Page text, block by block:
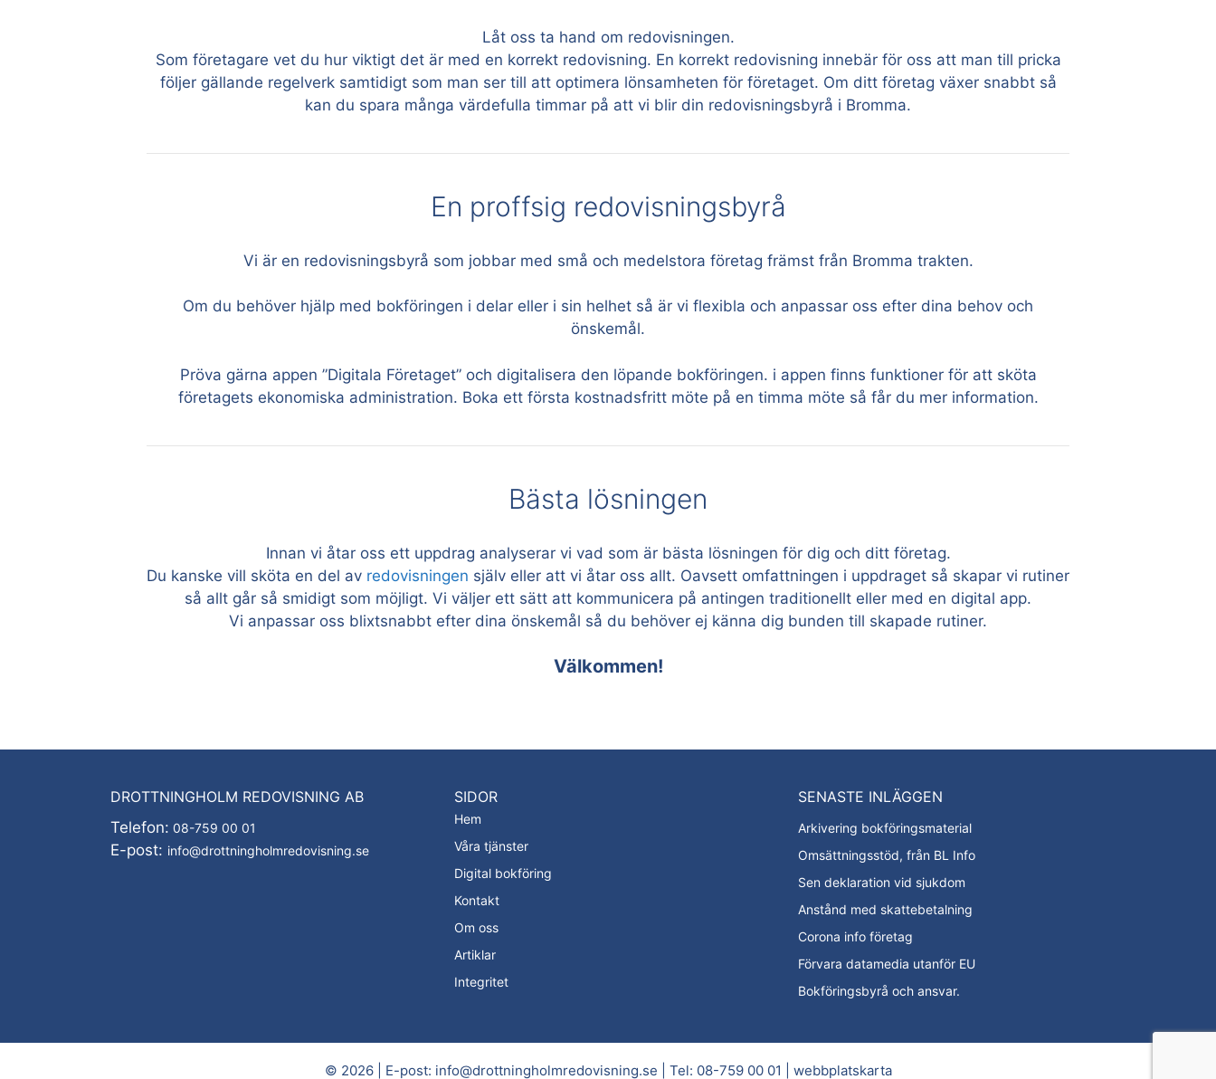
Låt oss ta hand om redovisningen.
Som företagare vet du hur viktigt det är med en korrekt redovisning. En korrekt redovisning innebär för oss att man till pricka
följer gällande regelverk samtidigt som man ser till att optimera lönsamheten för företaget. Om ditt företag växer snabbt så
kan du spara många värdefulla timmar på att vi blir din redovisningsbyrå i Bromma.
En proffsig redovisningsbyrå
Vi är en redovisningsbyrå som jobbar med små och medelstora företag främst från Bromma trakten.
Om du behöver hjälp med bokföringen i delar eller i sin helhet så är vi flexibla och anpassar oss efter dina behov och
önskemål.
Pröva gärna appen ”Digitala Företaget” och digitalisera den löpande bokföringen. i appen finns funktioner för att sköta
företagets ekonomiska administration. Boka ett första kostnadsfritt möte på en timma möte så får du mer information.
Bästa lösningen
Innan vi åtar oss ett uppdrag analyserar vi vad som är bästa lösningen för dig och ditt företag.
Du kanske vill sköta en del av redovisningen själv eller att vi åtar oss allt. Oavsett omfattningen i uppdraget så skapar vi rutiner
så allt går så smidigt som möjligt. Vi väljer ett sätt att kommunicera på antingen traditionellt eller med en digital app.
Vi anpassar oss blixtsnabbt efter dina önskemål så du behöver ej känna dig bunden till skapade rutiner.
Välkommen!
DROTTNINGHOLM REDOVISNING AB
Telefon: 08-759 00 01
E-post: info@drottningholmredovisning.se
SIDOR
Hem
Våra tjänster
Digital bokföring
Kontakt
Om oss
Artiklar
Integritet
SENASTE INLÄGGEN
Arkivering bokföringsmaterial
Omsättningsstöd, från BL Info
Sen deklaration vid sjukdom
Anstånd med skattebetalning
Corona info företag
Förvara datamedia utanför EU
Bokföringsbyrå och ansvar.
© 2026 | E-post: info@drottningholmredovisning.se | Tel: 08-759 00 01 webbplatskarta